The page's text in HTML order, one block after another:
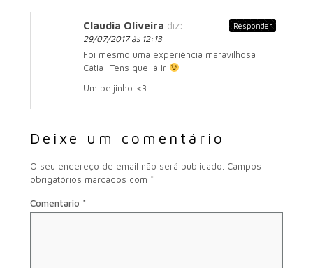
Claudia Oliveira diz:
29/07/2017 às 12:13
Foi mesmo uma experiência maravilhosa
Cátia! Tens que lá ir
Um beijinho <3
Responder
Deixe um comentário
O seu endereço de email não será publicado. Campos
obrigatórios marcados com *
Comentário *